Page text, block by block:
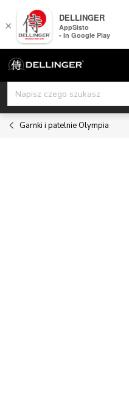
Przejść
do
treści
Garnki i patelnie Olympia
×
DELLINGER
AppSisto
- In Google Play